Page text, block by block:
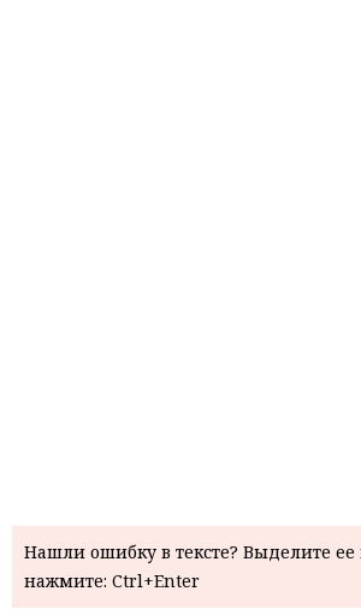
Нашли ошибку в тексте? Выделите
нажмите: Ctrl+Enter